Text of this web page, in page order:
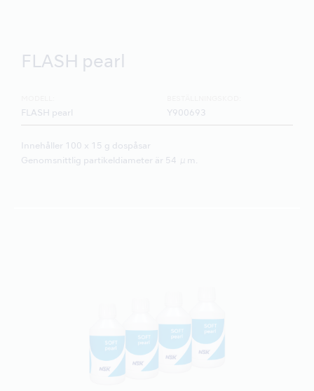
FLASH pearl
FLASH pearl Y900693
Innehåller 100 x 15 g dospåsar
Genomsnittlig partikeldiameter är 54 μm.